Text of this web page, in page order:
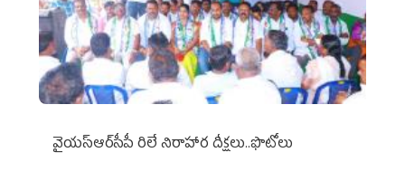
వైయ‌స్ఆర్‌సీపీ రిలే నిరాహార దీక్షలు..ఫొటోలు